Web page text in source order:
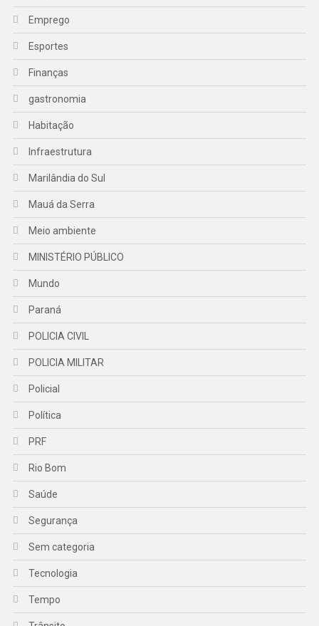
Emprego
Esportes
Finanças
gastronomia
Habitação
Infraestrutura
Marilândia do Sul
Mauá da Serra
Meio ambiente
MINISTÉRIO PÚBLICO
Mundo
Paraná
POLICIA CIVIL
POLICIA MILITAR
Policial
Política
PRF
Rio Bom
Saúde
Segurança
Sem categoria
Tecnologia
Tempo